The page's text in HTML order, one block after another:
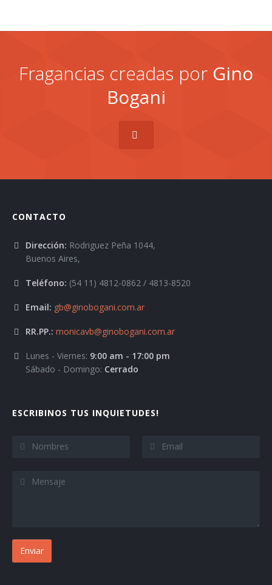
Fragancias creadas por Gino
Bogani
CONTACTO
Dirección: Rodriguez Peña 1044,
Buenos Aires,
Teléfono: (54 11) 4812-0862 / 4813-8520
Email: gb@ginobogani.com.ar
RR.PP.: monicavb@ginobogani.com.ar
Lunes - Viernes: 9:00 am - 17:00 pm
Sábado - Domingo: Cerrado
ESCRIBINOS TUS INQUIETUDES!
Enviar